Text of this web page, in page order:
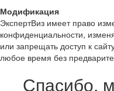
Модификация
ЭкспертВиз имеет право
конфиденциальности,
или запрещать доступ к
любое время без
Спасибо,